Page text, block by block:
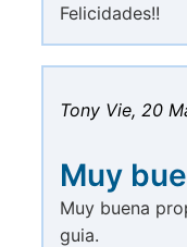
Felicidades!!
Tony Vie, 20
Muy
Muy buena
guia.